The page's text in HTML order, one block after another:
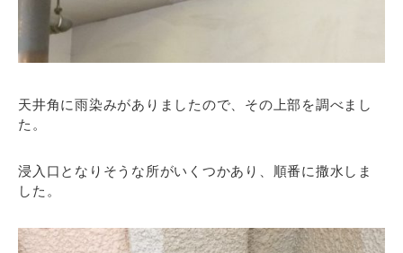
天井角に雨染みがありましたので、その上部を調べまし
た。
浸入口となりそうな所がいくつかあり、順番に撒水しま
した。